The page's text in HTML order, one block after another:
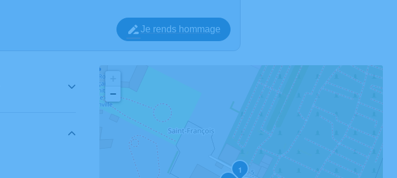
Je rends hommage
1
−